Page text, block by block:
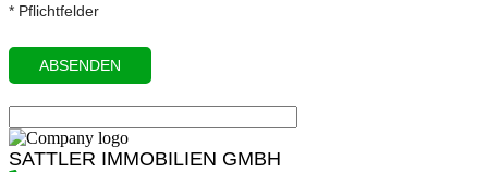
* Pflichtfelder
SATTLER IMMOBILIEN GMBH